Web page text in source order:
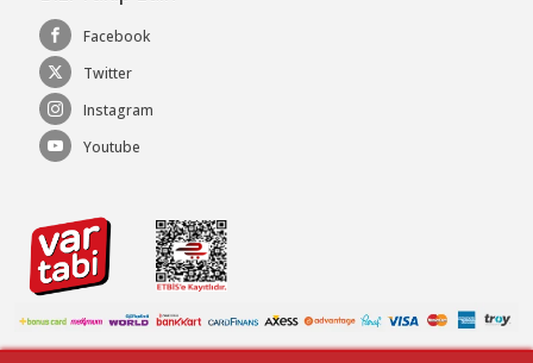
Facebook
Twitter
Instagram
Youtube